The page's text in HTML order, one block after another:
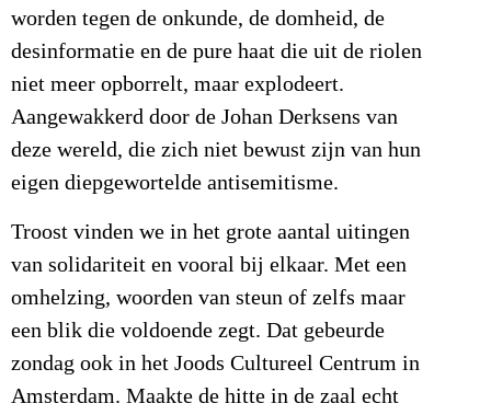
worden tegen de onkunde, de domheid, de
desinformatie en de pure haat die uit de riolen
niet meer opborrelt, maar explodeert.
Aangewakkerd door de Johan Derksens van
deze wereld, die zich niet bewust zijn van hun
eigen diepgewortelde antisemitisme.
Troost vinden we in het grote aantal uitingen
van solidariteit en vooral bij elkaar. Met een
omhelzing, woorden van steun of zelfs maar
een blik die voldoende zegt. Dat gebeurde
zondag ook in het Joods Cultureel Centrum in
Amsterdam. Maakte de hitte in de zaal echt